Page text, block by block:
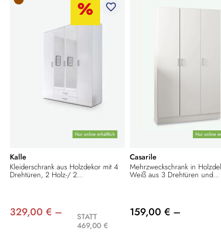
Nur online erhältlich
favorite_border
Kalle
Kleiderschrank aus Holzdekor mit 4
Drehtüren, 2 Holz-/ 2...
329,00 € –
STATT
469,00 €
Nur online
Casarile
Mehrzweckschrank in
Weiß aus 3 Drehtüren und...
159,00 € –